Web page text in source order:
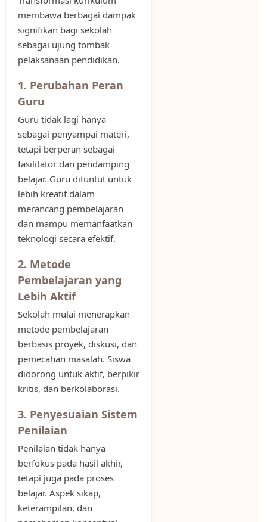
membawa berbagai dampak
signifikan bagi sekolah
sebagai ujung tombak
pelaksanaan pendidikan.
1. Perubahan Peran
Guru
Guru tidak lagi hanya
sebagai penyampai materi,
tetapi berperan sebagai
fasilitator dan pendamping
belajar. Guru dituntut untuk
lebih kreatif dalam
merancang pembelajaran
dan mampu memanfaatkan
teknologi secara efektif.
2. Metode
Pembelajaran yang
Lebih Aktif
Sekolah mulai menerapkan
metode pembelajaran
berbasis proyek, diskusi, dan
pemecahan masalah. Siswa
didorong untuk aktif, berpikir
kritis, dan berkolaborasi.
3. Penyesuaian Sistem
Penilaian
Penilaian tidak hanya
berfokus pada hasil akhir,
tetapi juga pada proses
belajar. Aspek sikap,
keterampilan, dan